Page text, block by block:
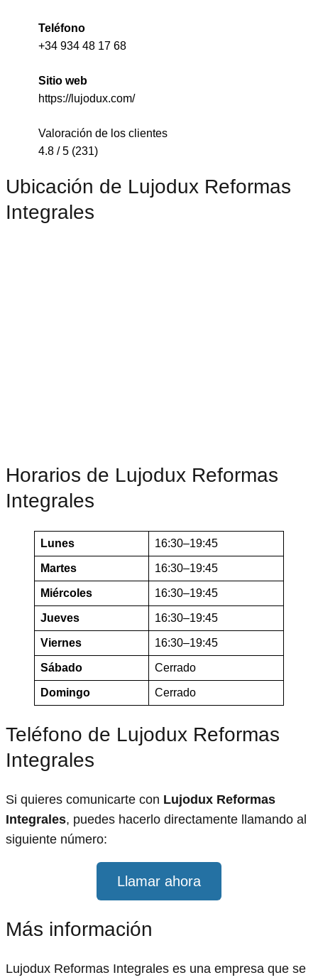
Teléfono
+34 934 48 17 68
Sitio web
https://lujodux.com/
Valoración de los clientes
4.8 / 5 (231)
Ubicación de Lujodux Reformas
Integrales
Horarios de Lujodux Reformas
Integrales
Lunes 16:30–19:45
Martes 16:30–19:45
Miércoles 16:30–19:45
Jueves 16:30–19:45
Viernes 16:30–19:45
Sábado Cerrado
Domingo Cerrado
Teléfono de Lujodux Reformas
Integrales
Si quieres comunicarte con Lujodux Reformas
Integrales, puedes hacerlo directamente llamando al
siguiente número:
Llamar ahora
Más información
Lujodux Reformas Integrales es una empresa que se